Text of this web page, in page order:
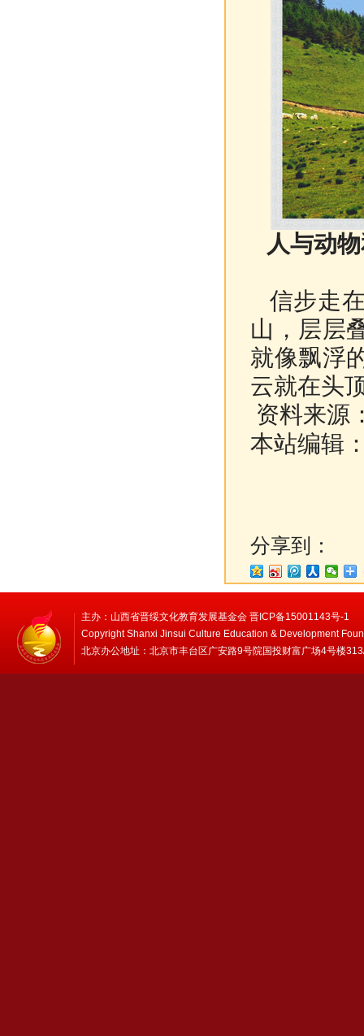
人与动
信步走
山，层层
就像飘浮
云就在头
资料来源
本站编辑
分享到：
主办：山西省晋绥文化教育发展基金会 晋ICP备15001143号-1
Copyright Shanxi Jinsui Culture Education & Development
北京办公地址：北京市丰台区广安路9号院国投财富广场4号楼